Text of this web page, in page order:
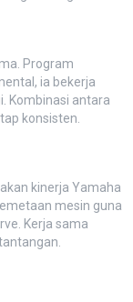
Program
ia bekerja
Kombinasi antara
konsisten.
kinerja Yamaha
mesin guna
Kerja sama